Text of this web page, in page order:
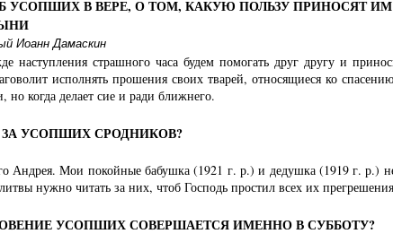
УСОПШИХ В ВЕРЕ, О ТОМ, КАКУЮ ПОЛЬЗУ ПРИНОСЯТ
Иоанн Дамаскин
наступления страшного часа будем помогать друг другу и
исполнять прошения своих тварей, относящиеся ко
но когда делает сие и ради ближнего.
УСОПШИХ СРОДНИКОВ?
Андрея. Мои покойные бабушка (1921 г. р.) и дедушка (1919 г.
нужно читать за них, чтоб Господь простил всех их
УСОПШИХ СОВЕРШАЕТСЯ ИМЕННО В СУББОТУ?